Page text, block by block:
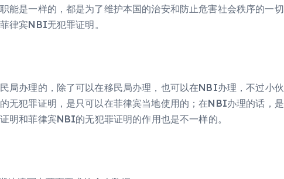
能是一样的，都是为了维护本国的治安和防止危害社会秩序的一切
律宾NBI无犯罪证明。
局办理的，除了可以在移民局办理，也可以在NBI办理，不过小伙
无犯罪证明，是只可以在菲律宾当地使用的；在NBI办理的话，是
明和菲律宾NBI的无犯罪证明的作用也是不一样的。